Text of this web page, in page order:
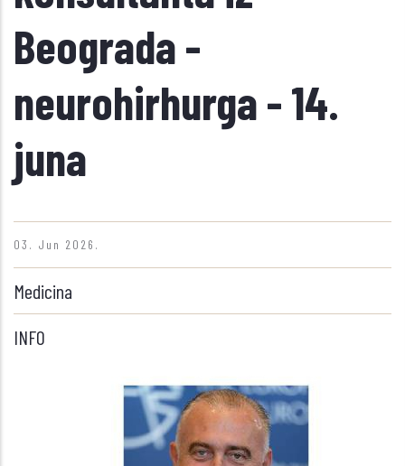
Beograda -
neurohirhurga - 14.
juna
03. Jun 2026.
Medicina
INFO